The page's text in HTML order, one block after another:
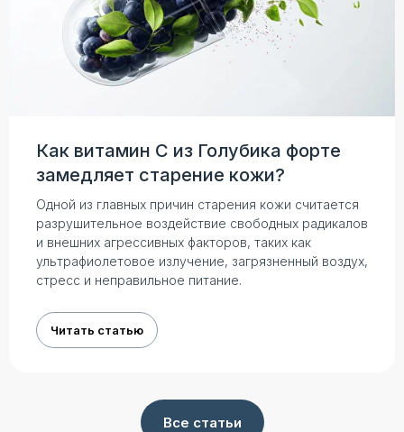
Как витамин С из Голубика форте
замедляет старение кожи?
Одной из главных причин старения кожи считается
разрушительное воздействие свободных радикалов
и внешних агрессивных факторов, таких как
ультрафиолетовое излучение, загрязненный воздух,
стресс и неправильное питание.
Читать статью
Все статьи